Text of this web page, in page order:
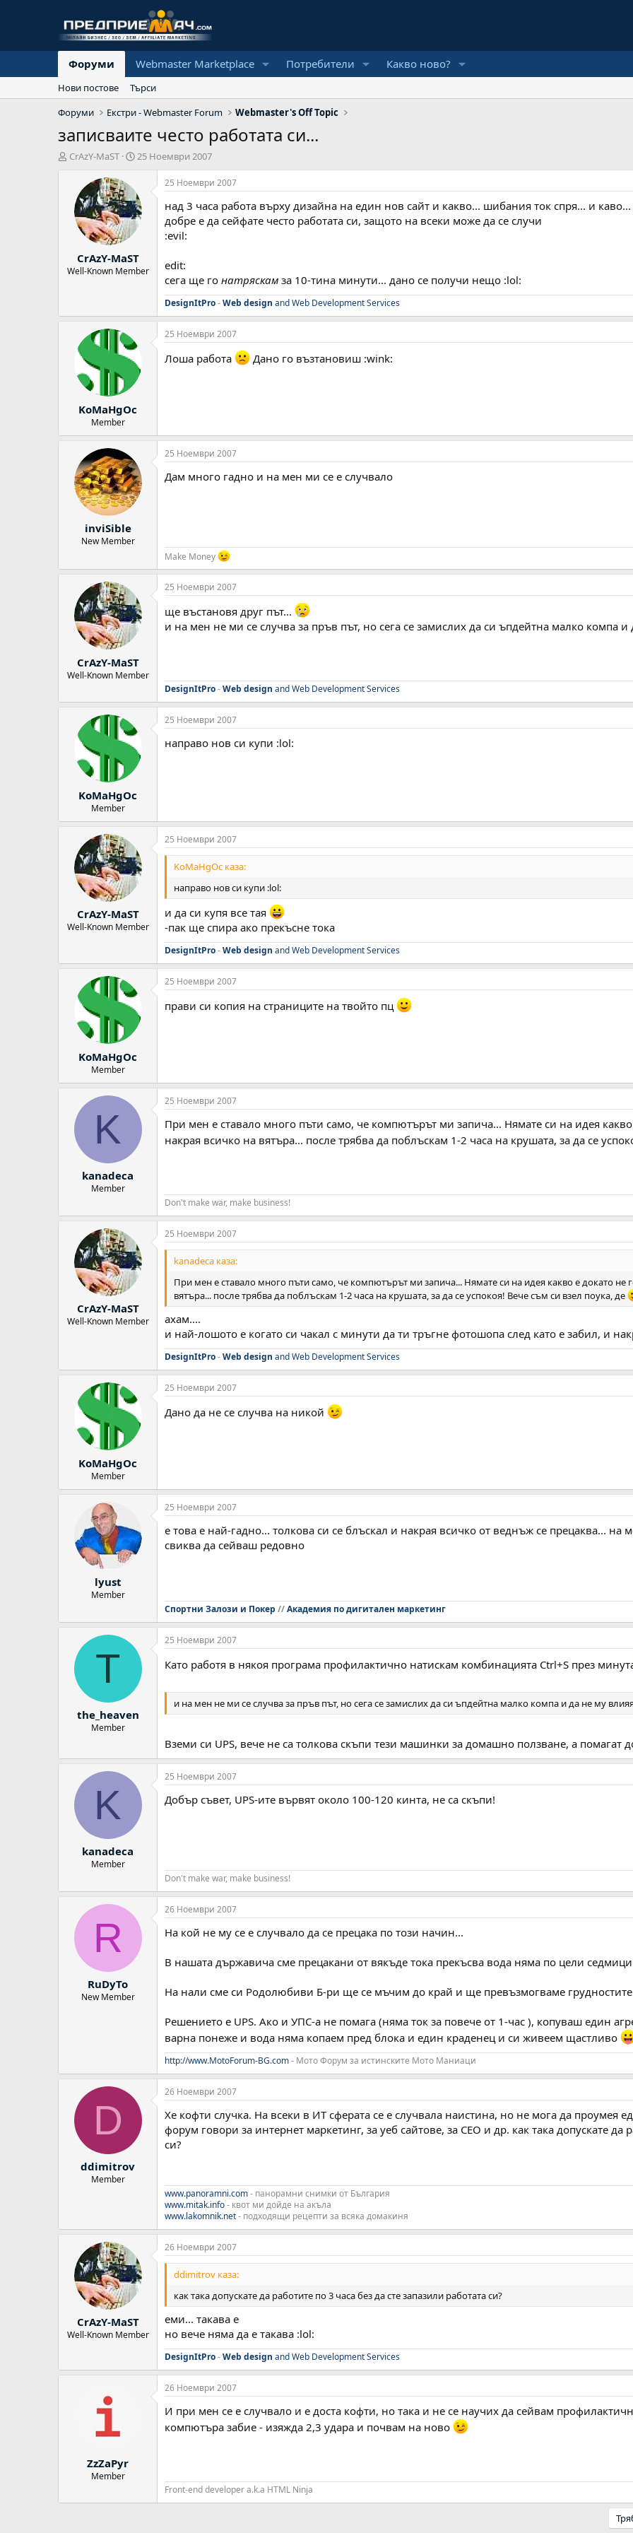
Форуми Webmaster Marketplace Потребители Какво ново?
Нови постове
Търси
Форуми
Екстри - Webmaster Forum Webmaster's Off Topic
записваите често работата си...
А
CrAzY-MaST
Н
а
л
н
а
а
т
25 Ноември 2007
CrAzY-MaST
Well-Known Member
25 Ноември 2007
над 3 часа работа върху дизайна на един нов сайт и какво... шибания ток спря... и
добре е да сейфате често работата си, защото на всеки може да се случи
:evil:
edit:
сега ще го натряскам за 10-тина минути... дано се получи нещо :lol:
DesignItPro-Web design and Web Development Services
KoMaHgOc
Member
25 Ноември 2007
Лоша работа Дано го възтановиш :wink:
inviSible
New Member
25 Ноември 2007
Дам много гадно и на мен ми се е случвало
Make Money
CrAzY-MaST
Well-Known Member
25 Ноември 2007
ще въстановя друг път...
и на мен не ми се случва за пръв път, но сега се замислих да си ъпдейтна малко компа
DesignItPro-Web design and Web Development Services
KoMaHgOc
Member
25 Ноември 2007
направо нов си купи :lol:
CrAzY-MaST
Well-Known Member
25 Ноември 2007
KoMaHgOc каза:
направо нов си купи :lol:
и да си купя все тая
-пак ще спира ако прекъсне тока
DesignItPro-Web design and Web Development Services
KoMaHgOc
Member
25 Ноември 2007
прави си копия на страниците на твойто пц
K
kanadeca
Member
25 Ноември 2007
При мен е ставало много пъти само, че компютърът ми запича... Нямате си на идея
накрая всичко на вятъра... после трябва да поблъскам 1-2 часа на крушата, за да се
Don't make war, make business!
CrAzY-MaST
Well-Known Member
25 Ноември 2007
kanadeca каза:
При мен е ставало много пъти само, че компютърът ми запича... Нямате си на идея какво е докато не
вятъра... после трябва да поблъскам 1-2 часа на крушата, за да се успокоя! Вече съм си взел поука, де
ахам....
и най-лошото е когато си чакал с минути да ти тръгне фотошопа след като е забил, и
DesignItPro-Web design and Web Development Services
KoMaHgOc
Member
25 Ноември 2007
Дано да не се случва на никой
lyust
Member
25 Ноември 2007
е това е най-гадно... толкова си се блъскал и накрая всичко от веднъж се прецаква... на
свиква да сейваш редовно
Спортни Залози и Покер //Академия по дигитален маркетинг
T
the_heaven
Member
25 Ноември 2007
Като работя в някоя програма профилактично натискам комбинацията Ctrl+S през
и на мен не ми се случва за пръв път, но сега се замислих да си ъпдейтна малко компа и да не му
Вземи си UPS, вече не са толкова скъпи тези машинки за домашно ползване, а помагат
K
kanadeca
Member
25 Ноември 2007
Добър съвет, UPS-ите вървят около 100-120 кинта, не са скъпи!
Don't make war, make business!
R
RuDyTo
New Member
26 Ноември 2007
На кой не му се е случвало да се прецака по този начин...
В нашата държавича сме прецакани от вякъде тока прекъсва вода няма по цели
На нали сме си Родолюбиви Б-ри ще се мъчим до край и ще превъзмогваме
Решението е UPS. Ако и УПС-а не помага (няма ток за повече от 1-час ), копуваш един
варна понеже и вода няма копаем пред блока и един краденец и си живеем щастливо
http://www.MotoForum-BG.com- Мото Форум за истинските Мото Маниаци
D
ddimitrov
Member
26 Ноември 2007
Хе кофти случка. На всеки в ИТ сферата се е случвала наистина, но не мога да проумея
форум говори за интернет маркетинг, за уеб сайтове, за СЕО и др. как така допускате да
си?
www.panoramni.com- панорамни снимки от България
www.mitak.info- квот ми дойде на акъла
www.lakomnik.net- подходящи рецепти за всяка домакиня
CrAzY-MaST
Well-Known Member
26 Ноември 2007
ddimitrov каза:
как така допускате да работите по 3 часа без да сте запазили работата си?
еми... такава е
но вече няма да е такава :lol:
DesignItPro-Web design and Web Development Services
ZzZaPyr
Member
26 Ноември 2007
И при мен се е случвало и е доста кофти, но така и не се научих да сейвам
компютъра забие - изяжда 2,3 удара и почвам на ново
Front-end developer a.k.a HTML Ninja